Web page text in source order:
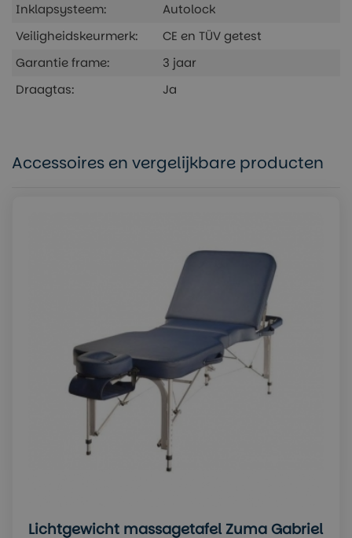
Inklapsysteem:
Autolock
Veiligheidskeurmerk:
CE en TÜV getest
Garantie frame:
3 jaar
Draagtas:
Ja
Accessoires en vergelijkbare producten
Lichtgewicht massagetafel Zuma Gabriel